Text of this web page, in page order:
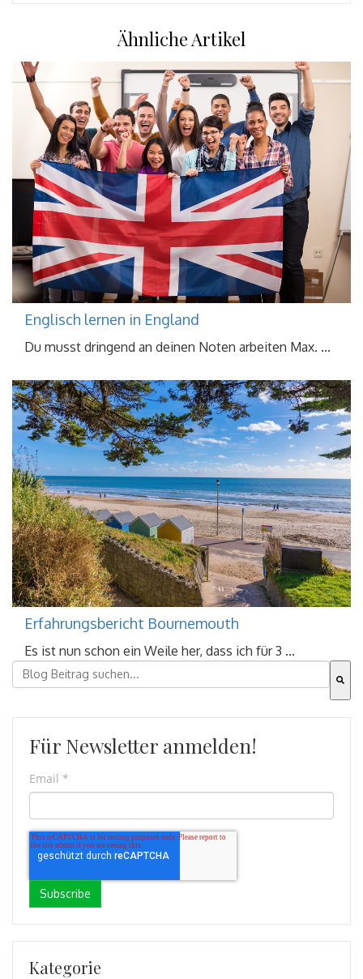
Ähnliche Artikel
Englisch lernen in England
Du musst dringend an deinen Noten arbeiten Max. ...
Erfahrungsbericht Bournemouth
Es ist nun schon ein Weile her, dass ich für 3 ...
Dies ist ein Suchfeld mit einer automatischen
Für Newsletter anmelden!
Email *
Kategorie